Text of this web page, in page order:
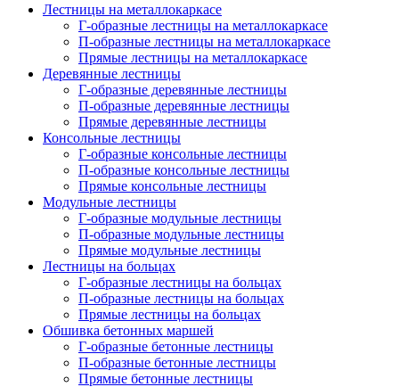
Лестницы на металлокаркасе
Г-образные лестницы на металлокаркасе
П-образные лестницы на металлокаркасе
Прямые лестницы на металлокаркасе
Деревянные лестницы
Г-образные деревянные лестницы
П-образные деревянные лестницы
Прямые деревянные лестницы
Консольные лестницы
Г-образные консольные лестницы
П-образные консольные лестницы
Прямые консольные лестницы
Модульные лестницы
Г-образные модульные лестницы
П-образные модульные лестницы
Прямые модульные лестницы
Лестницы на больцах
Г-образные лестницы на больцах
П-образные лестницы на больцах
Прямые лестницы на больцах
Обшивка бетонных маршей
Г-образные бетонные лестницы
П-образные бетонные лестницы
Прямые бетонные лестницы